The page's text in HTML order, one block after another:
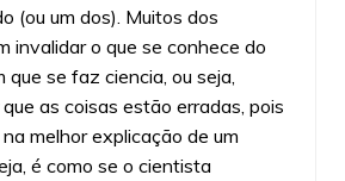
(ou um dos). Muitos dos
invalidar o que se conhece do
que se faz ciencia, ou seja,
as coisas estão erradas, pois
melhor explicação de um
é como se o cientista